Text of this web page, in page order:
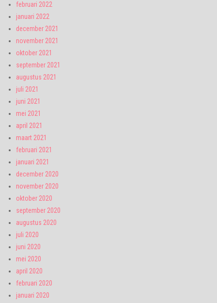
februari 2022
januari 2022
december 2021
november 2021
oktober 2021
september 2021
augustus 2021
juli 2021
juni 2021
mei 2021
april 2021
maart 2021
februari 2021
januari 2021
december 2020
november 2020
oktober 2020
september 2020
augustus 2020
juli 2020
juni 2020
mei 2020
april 2020
februari 2020
januari 2020